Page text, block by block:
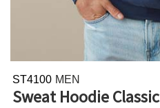
ST4100 MEN
Sweat Hoodie Classic